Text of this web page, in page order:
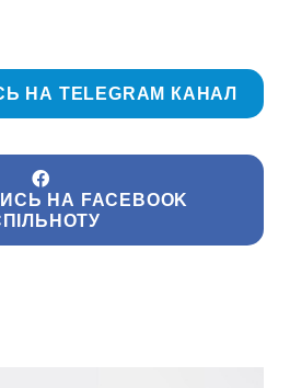
НА TELEGRAM КАНАЛ
НА FACEBOOK